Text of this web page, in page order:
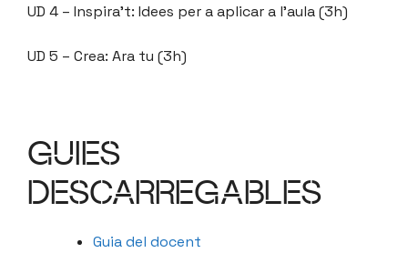
UD 4 – Inspira’t: Idees per a aplicar a l’aula (3h)
UD 5 – Crea: Ara tu (3h)
GUIES
DESCARREGABLES
Guia del docent